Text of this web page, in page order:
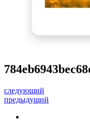
следующий
предыдущий